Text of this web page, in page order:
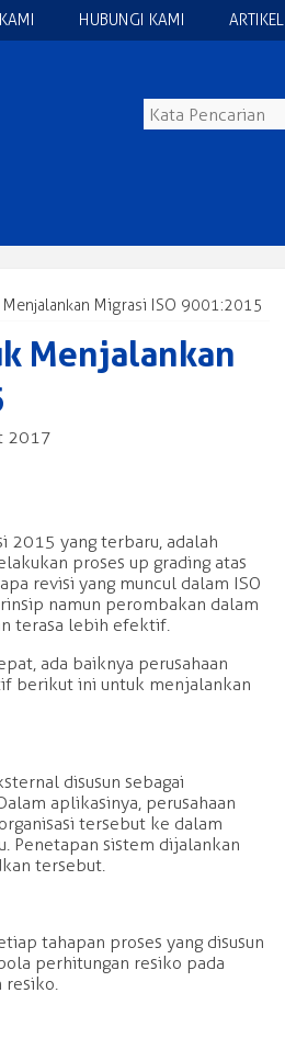
HUBUNGI KAMI ARTIKEL
Migrasi ISO 9001:2015
Menjalankan
2017
2015 yang terbaru, adalah
proses up grading atas
revisi yang muncul dalam ISO
namun perombakan dalam
terasa lebih efektif.
ada baiknya perusahaan
berikut ini untuk menjalankan
disusun sebagai
aplikasinya, perusahaan
tersebut ke dalam
Penetapan sistem dijalankan
tersebut.
tahapan proses yang disusun
perhitungan resiko pada
resiko.